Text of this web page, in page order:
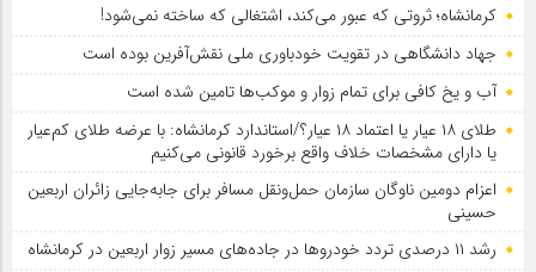
کرمانشاه؛ ثروتی که عبور می‌کند، اشتغالی که ساخته نمی‌شود!
جهاد دانشگاهی در تقویت خودباوری ملی نقش‌آفرین بوده است
آب و یخ کافی برای تمام زوار و موکب‌ها تامین شده است
طلای ۱۸ عیار یا اعتماد ۱۸ عیار؟/استاندارد کرمانشاه: با عرضه طلای کم‌عیار
یا دارای مشخصات خلاف واقع برخورد قانونی می‌کنیم
اعزام دومین ناوگان سازمان حمل‌ونقل مسافر برای جابه‌جایی زائران اربعین
حسینی
رشد ۱۱ درصدی تردد خودروها در جاده‌های مسیر زوار اربعین در کرمانشاه